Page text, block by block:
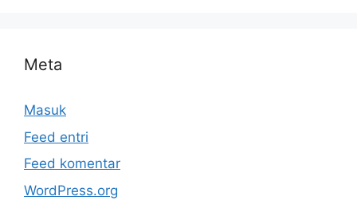
Meta
Masuk
Feed entri
Feed komentar
WordPress.org